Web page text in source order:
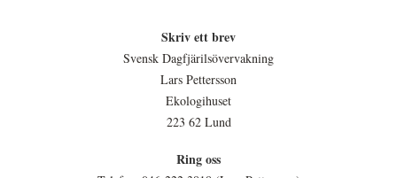
Skriv ett brev
Svensk Dagfjärilsövervakning
Lars Pettersson
Ekologihuset
223 62 Lund
Ring oss